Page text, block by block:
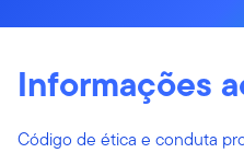
Informações
Código de ética e conduta